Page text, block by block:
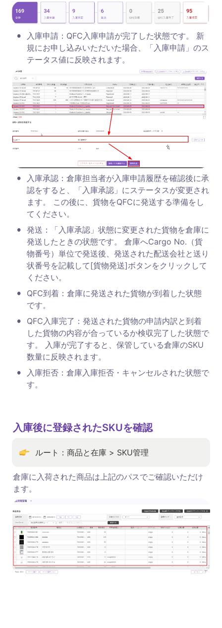
•
入庫申請：QFC入庫申請が完了した状態です。 新
規にお申し込みいただいた場合、「入庫申請」のス
テータス値に反映されます。
•
入庫承認：倉庫担当者が入庫申請履歴を確認後に承
認をすると、「入庫承認」にステータスが変更され
ます。 この後に、貨物をQFCに発送する準備をし
てください。
• 発送：「入庫承認」状態に変更された貨物を倉庫に
発送したときの状態です。 倉庫へCargo No.（貨
物番号）単位で発送後、発送された配送会社と送り
状番号を記載して[貨物発送]ボタンをクリックして
ください。
•
QFC到着：倉庫に発送された貨物が到着した状態
です。
•
QFC入庫完了：発送された貨物の申請内訳と到着
した貨物の内容が合っているか検収完了した状態で
す。 入庫が完了すると、保管している倉庫のSKU
数量に反映されます。
•
入庫拒否：倉庫入庫拒否・キャンセルされた状態で
す。
入庫後に登録されたSKUを確認
ルート：商品と在庫 > SKU管理
倉庫に入荷された商品は上記のパスでご確認いただけ
ます。